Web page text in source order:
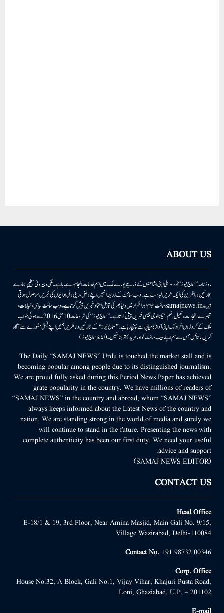
ABOUT US
روزنامہ ’’سماج نیوز‘‘ اُردو دہلی اپنی اشاعتوں کے ذریعے پورے ملک میں اہم خدمات انجام دے رہا ہے۔ ملکی وبیرونی سطح پر ہمارے
قارئین وناظرین کی ایک طویل فہرست ہے۔ ویب سائٹ کے ذریعہ انہیں اپنے وطنی، دینی وملی بھائیوں کی خبریں موصول ہوتی
ہیں۔samajnews.inسائٹ عوام اور انفراد میں دنیا بھر کی قابل اعتماد خبریں پیش کرتا ہے۔ ویب سائٹ سیاسی، خیالات،
تبصرے، تجارت، کھیل، فلم، ٹیکنالوجی جیسی خبریں پیش کرتا ہے۔ ’’سماج نیوز‘‘ کی شروعات 10مئی 2016 سے ہوئی جو اب
ملک کے کروڑوں افراد تک اپنی آواز کامیابی سے پہنچا رہا ہے۔ ’’سماج نیوز‘‘ کے قارئین وناظرین ہمیں اپنے قیمتی مشورے سے آگاہ
کریں یا بتائیں جس سے ہم اپنے ویب سائٹ کو اور مزید بہتر بناسکیں۔ (ایڈیٹر سماج نیوز)
The Daily “SAMAJ NEWS” Urdu is touched the market stall and is
becoming popular among people due to its distinguished journalism.
We are proud fully asked during this Period News Paper has achieved
grate popularity in the country. We have millions of readers of
“SAMAJ NEWS” in the country and abroad, whom “SAMAJ NEWS”
always keeps informed about the Latest News of the country and
nation. We are standing strong in the world of media and surely we
will continue to stand in the future. Presenting the news with
complete authenticity has been our first duty. We need your useful
advice and support.
(SAMAJ NEWS EDITOR)
CONTACT US
Head Office
E-18/1 & 19, 3rd Floor, Near Amina Masjid, Main Gali No. 9/15,
Village Wazirabad, Delhi-110084
Contact No. +91 98732 00346
Corp. Office
House No.32, A Block, Gali No.1, Vijay Vihar, Khajuri Pusta Road,
Loni, Ghaziabad, U.P. – 201102